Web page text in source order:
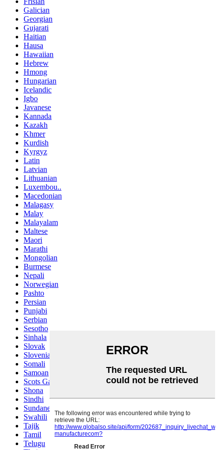
Galician
Georgian
Gujarati
Haitian
Hausa
Hawaiian
Hebrew
Hmong
Hungarian
Icelandic
Igbo
Javanese
Kannada
Kazakh
Khmer
Kurdish
Kyrgyz
Latin
Latvian
Lithuanian
Luxembou..
Macedonian
Malagasy
Malay
Malayalam
Maltese
Maori
Marathi
Mongolian
Burmese
Nepali
Norwegian
Pashto
Persian
Punjabi
Serbian
Sesotho
Sinhala
Slovak
Slovenian
Somali
Samoan
Scots Gaelic
Shona
Sindhi
Sundanese
Swahili
Tajik
Tamil
Telugu